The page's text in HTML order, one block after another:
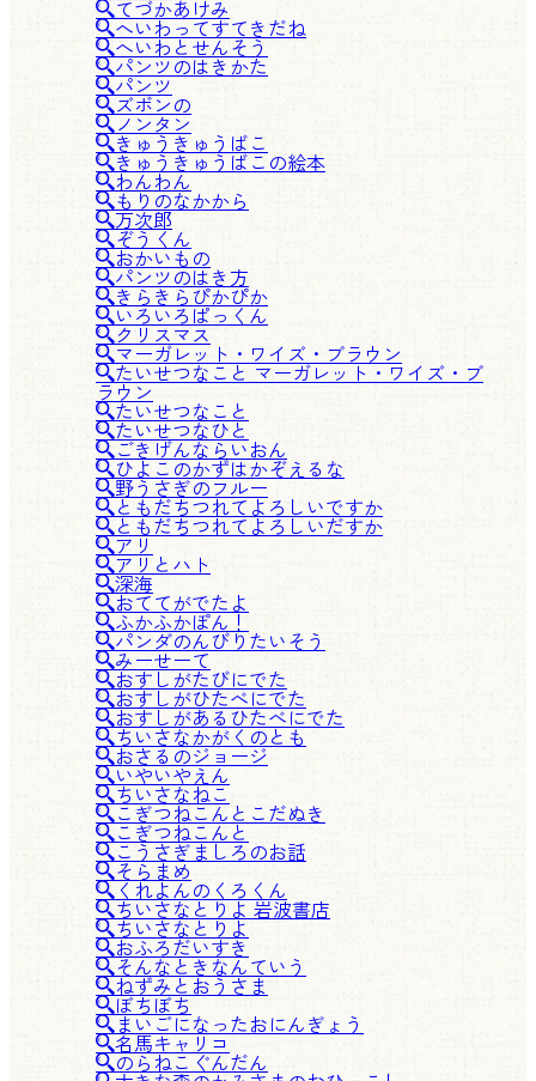
てづかあけみ
へいわってすてきだね
へいわとせんそう
パンツのはきかた
パンツ
ズボンの
ノンタン
きゅうきゅうばこ
きゅうきゅうばこの絵本
わんわん
もりのなかから
万次郎
ぞうくん
おかいもの
パンツのはき方
きらきらぴかぴか
いろいろぱっくん
クリスマス
マーガレット・ワイズ・ブラウン
たいせつなこと マーガレット・ワイズ・ブ
ラウン
たいせつなこと
たいせつなひと
ごきげんならいおん
ひよこのかずはかぞえるな
野うさぎのフルー
ともだちつれてよろしいですか
ともだちつれてよろしいだすか
アリ
アリとハト
深海
おててがでたよ
ふかふかぽん！
パンダのんびりたいそう
みーせーて
おすしがたびにでた
おすしがひたべにでた
おすしがあるひたべにでた
ちいさなかがくのとも
おさるのジョージ
いやいやえん
ちいさなねこ
こぎつねこんとこだぬき
こぎつねこんと
こうさぎましろのお話
そらまめ
くれよんのくろくん
ちいさなとりよ 岩波書店
ちいさなとりよ
おふろだいすき
そんなときなんていう
ねずみとおうさま
ぼちぼち
まいごになったおにんぎょう
名馬キャリコ
のらねこぐんだん